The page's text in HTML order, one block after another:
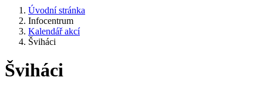
Úvodní stránka
Infocentrum
Kalendář akcí
Šviháci
Šviháci